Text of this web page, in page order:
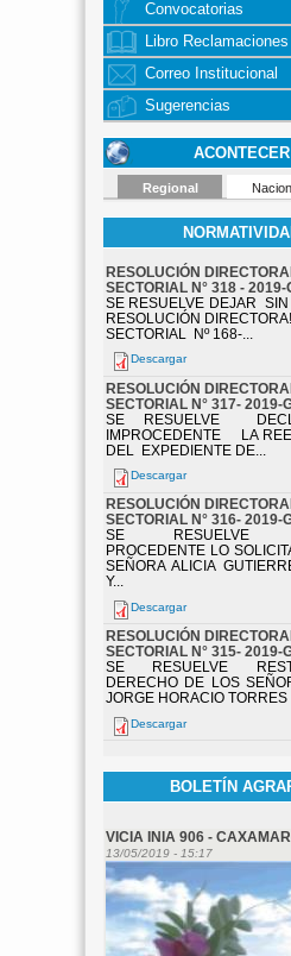
Convocatorias
Libro Reclamaciones
Correo Institucional
Sugerencias
ACONTECER
Regional
RESOLUCIÓN
SECTORIAL N° 318 -
SE RESUELVE DEJAR
RESOLUCIÓN
SECTORIAL Nº 168-...
Descargar
RESOLUCIÓN
SECTORIAL N° 317- 2019-
SE RESUELVE
IMPROCEDENTE LA
DEL EXPEDIENTE DE...
Descargar
RESOLUCIÓN
SECTORIAL N° 316- 2019-
SE RESUELVE
PROCEDENTE LO
SEÑORA ALICIA
Y...
Descargar
RESOLUCIÓN
SECTORIAL N° 315- 2019-
SE RESUELVE
DERECHO DE LOS
JORGE HORACIO TORRES
Descargar
BOLETÍN
VICIA INIA 906 -
13/05/2019 - 15:17